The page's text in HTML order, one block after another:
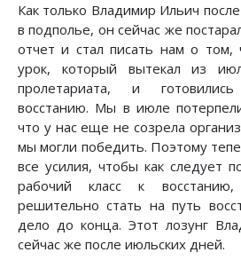
Как только Владимир Ильич
в подполье, он сейчас же
отчет и стал писать нам о
урок, который вытекал из
пролетариата, и
восстанию. Мы в июле
что у нас еще не созрела
мы могли победить. Поэтому
все усилия, чтобы как следует
рабочий класс к
решительно стать на путь
дело до конца. Этот лозунг
сейчас же после июльских дней.